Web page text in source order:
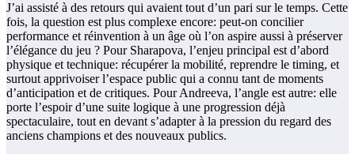
J’ai assisté à des retours qui avaient tout d’un pari sur le temps. Cette
fois, la question est plus complexe encore: peut-on concilier
performance et réinvention à un âge où l’on aspire aussi à préserver
l’élégance du jeu ? Pour Sharapova, l’enjeu principal est d’abord
physique et technique: récupérer la mobilité, reprendre le timing, et
surtout apprivoiser l’espace public qui a connu tant de moments
d’anticipation et de critiques. Pour Andreeva, l’angle est autre: elle
porte l’espoir d’une suite logique à une progression déjà
spectaculaire, tout en devant s’adapter à la pression du regard des
anciens champions et des nouveaux publics.